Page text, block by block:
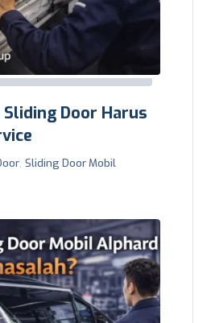
Sliding Door Harus
,Sliding Door Mobil